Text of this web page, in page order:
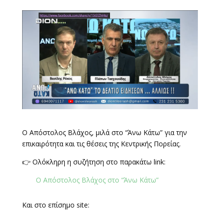
Ο Απόστολος Βλάχος, μιλά στο “Άνω Κάτω” για την
επικαιρότητα και τις θέσεις της Κεντρικής Πορείας.
👉 Ολόκληρη η συζήτηση στο παρακάτω link:
Ο Απόστολος Βλάχος στο “Άνω Κάτω”
Και στο επίσημο site: